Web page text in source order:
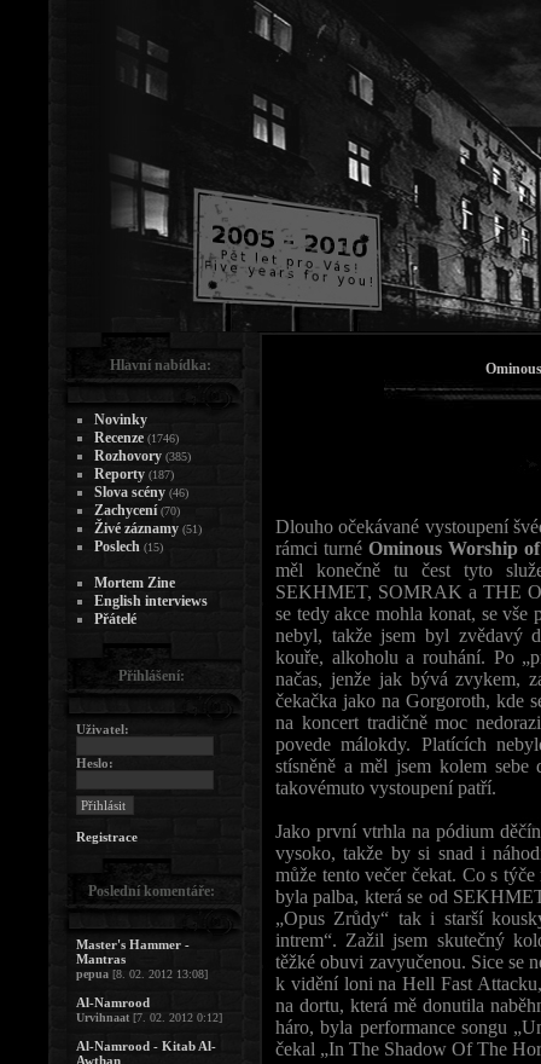
Dlouho očekávané vystoupení
rámci turné Ominous Worship
měl konečně tu čest tyto
SEKHMET, SOMRAK a THE
se tedy akce mohla konat, se
nebyl, takže jsem byl zvědavý
kouře, alkoholu a rouhání. Po
načas, jenže jak bývá zvykem,
čekačka jako na Gorgoroth, kde
na koncert tradičně moc
povede málokdy. Platících
stísněně a měl jsem kolem
takovémuto vystoupení patří.
Jako první vtrhla na pódium
vysoko, takže by si snad i
může tento večer čekat. Co s
byla palba, která se od
„Opus Zrůdy“ tak i starší
intrem“. Zažil jsem skutečný
těžké obuvi zavyučenou. Sice se
k vidění loni na Hell Fast
na dortu, která mě donutila
háro, byla performance songu
čekal „In The Shadow Of The
Hlavní nabídka:
Novinky
Recenze (1746)
Rozhovory (385)
Reporty (187)
Slova scény (46)
Zachycení (70)
Živé záznamy (51)
Poslech (15)
Mortem Zine
English interviews
Přátelé
Přihlášení:
Uživatel:
Heslo:
Registrace
Poslední komentáře:
Master's Hammer -
Mantras
pepua [8. 02. 2012 13:08]
Al-Namrood
Urvihnaat [7. 02. 2012 0:12]
Al-Namrood - Kitab Al-
Awthan